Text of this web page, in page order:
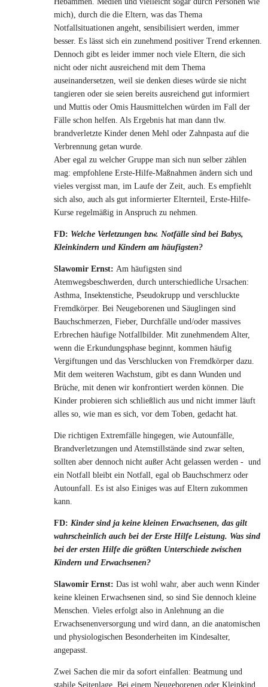
mich), durch die die Eltern, was das Thema
Notfallsituationen angeht, sensibilisiert werden, immer
besser. Es lässt sich ein zunehmend positiver Trend erkennen.
Dennoch gibt es leider immer noch viele Eltern, die sich
nicht oder nicht ausreichend mit dem Thema
auseinandersetzen, weil sie denken dieses würde sie nicht
tangieren oder sie seien bereits ausreichend gut informiert
und Muttis oder Omis Hausmittelchen würden im Fall der
Fälle schon helfen. Als Ergebnis hat man dann tlw.
brandverletzte Kinder denen Mehl oder Zahnpasta auf die
Verbrennung getan wurde.
Aber egal zu welcher Gruppe man sich nun selber zählen
mag: empfohlene Erste-Hilfe-Maßnahmen ändern sich und
vieles vergisst man, im Laufe der Zeit, auch. Es empfiehlt
sich also, auch als gut informierter Elternteil, Erste-Hilfe-
Kurse regelmäßig in Anspruch zu nehmen.
FD: Welche Verletzungen bzw. Notfälle sind bei Babys,
Kleinkindern und Kindern am häufigsten?
Slawomir Ernst: Am häufigsten sind
Atemwegsbeschwerden, durch unterschiedliche Ursachen:
Asthma, Insektenstiche, Pseudokrupp und verschluckte
Fremdkörper. Bei Neugeborenen und Säuglingen sind
Bauchschmerzen, Fieber, Durchfälle und/oder massives
Erbrechen häufige Notfallbilder. Mit zunehmendem Alter,
wenn die Erkundungsphase beginnt, kommen häufig
Vergiftungen und das Verschlucken von Fremdkörper dazu.
Mit dem weiteren Wachstum, gibt es dann Wunden und
Brüche, mit denen wir konfrontiert werden können. Die
Kinder probieren sich schließlich aus und nicht immer läuft
alles so, wie man es sich, vor dem Toben, gedacht hat.
Die richtigen Extremfälle hingegen, wie Autounfälle,
Brandverletzungen und Atemstillstände sind zwar selten,
sollten aber dennoch nicht außer Acht gelassen werden - und
ein Notfall bleibt ein Notfall, egal ob Bauchschmerz oder
Autounfall. Es ist also Einiges was auf Eltern zukommen
kann.
FD: Kinder sind ja keine kleinen Erwachsenen, das gilt
wahrscheinlich auch bei der Erste Hilfe Leistung. Was sind
bei der ersten Hilfe die größten Unterschiede zwischen
Kindern und Erwachsenen?
Slawomir Ernst: Das ist wohl wahr, aber auch wenn Kinder
keine kleinen Erwachsenen sind, so sind Sie dennoch kleine
Menschen. Vieles erfolgt also in Anlehnung an die
Erwachsenenversorgung und wird dann, an die anatomischen
und physiologischen Besonderheiten im Kindesalter,
angepasst.
Zwei Sachen die mir da sofort einfallen: Beatmung und
stabile Seitenlage. Bei einem Neugeborenen oder Kleinkind,